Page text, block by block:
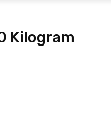
Kilogram